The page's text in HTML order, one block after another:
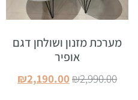
מערכת מזנון ושולחן דגם
אופיר
₪2,990.00
₪2,190.00